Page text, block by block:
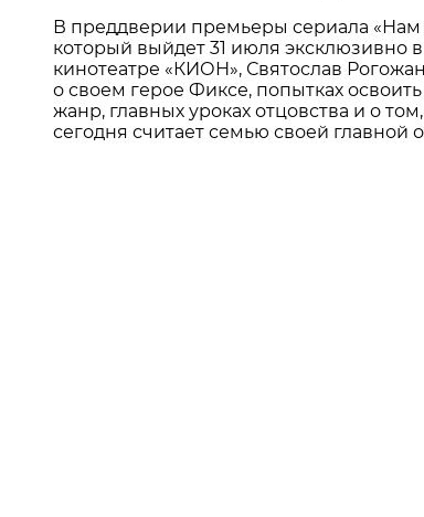
В преддверии премьеры сериала «Нам
который выйдет 31 июля эксклюзивно
кинотеатре «КИОН», Святослав
о своем герое Фиксе, попытках
жанр, главных уроках отцовства и о
сегодня считает семью своей главной